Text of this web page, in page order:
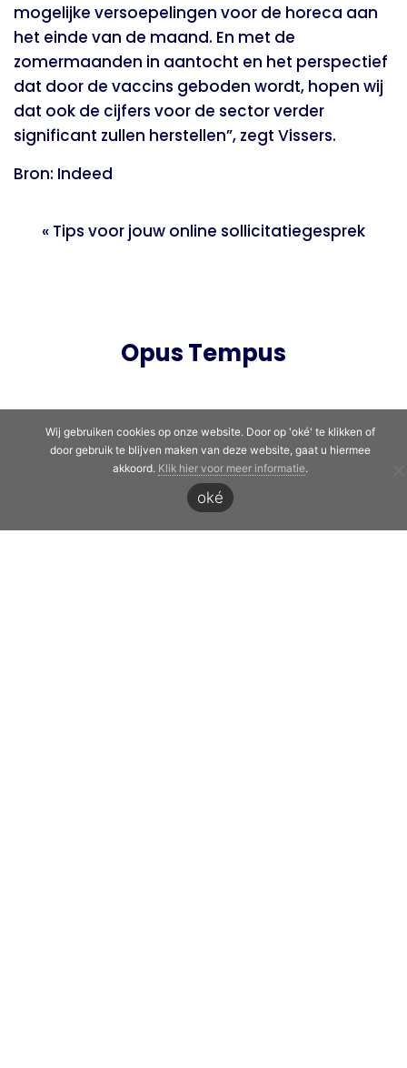
mogelijke versoepelingen voor de horeca aan
het einde van de maand. En met de
zomermaanden in aantocht en het perspectief
dat door de vaccins geboden wordt, hopen wij
dat ook de cijfers voor de sector verder
significant zullen herstellen”, zegt Vissers.
Bron: Indeed
« Tips voor jouw online sollicitatiegesprek
Opus Tempus
5683 CM Best
info@opustempus.nl
06 - 3086 1111
Onze diensten
Wij gebruiken cookies op onze website. Door op 'oké' te klikken of
door gebruik te blijven maken van deze website, gaat u hiermee
akkoord. Klik hier voor meer informatie.
oké